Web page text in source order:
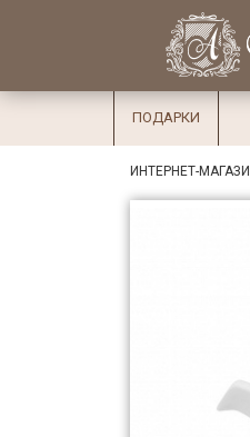
Избранное
×
СалоныДоставка
Подарки
Ароматы
для дома
ПОДАРКИ
ИНТЕРНЕТ-